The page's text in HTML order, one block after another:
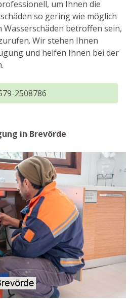
um Ihnen die
so gering wie möglich
Wasserschäden betroffen sein,
Wir stehen Ihnen
und helfen Ihnen bei der
2508786
in Brevörde